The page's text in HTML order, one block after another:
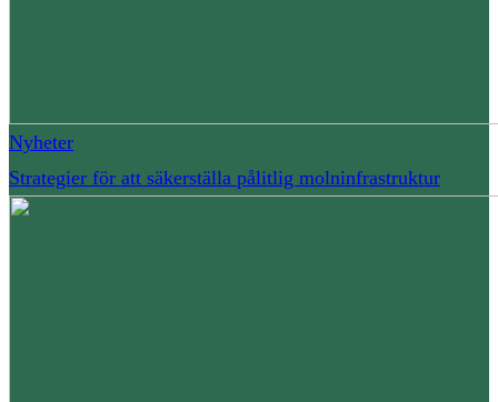
Nyheter
Strategier för att säkerställa pålitlig molninfrastruktur